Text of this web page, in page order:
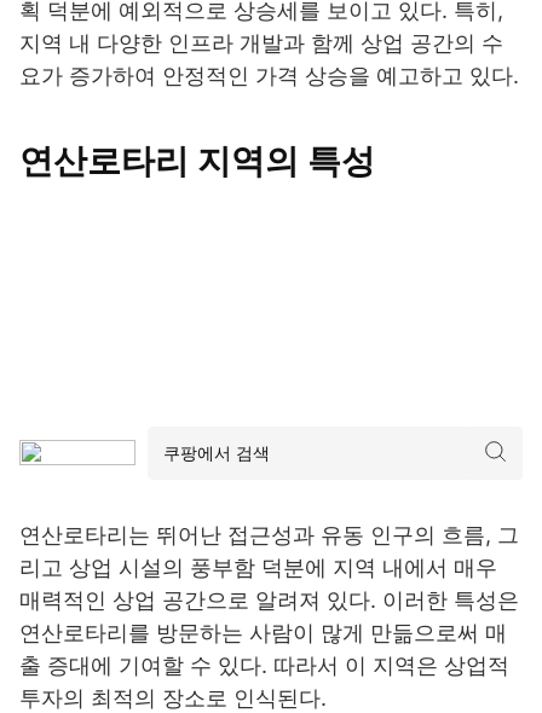
획 덕분에 예외적으로 상승세를 보이고 있다. 특히,
지역 내 다양한 인프라 개발과 함께 상업 공간의 수
요가 증가하여 안정적인 가격 상승을 예고하고 있다.
연산로타리 지역의 특성
연산로타리는 뛰어난 접근성과 유동 인구의 흐름, 그
리고 상업 시설의 풍부함 덕분에 지역 내에서 매우
매력적인 상업 공간으로 알려져 있다. 이러한 특성은
연산로타리를 방문하는 사람이 많게 만듦으로써 매
출 증대에 기여할 수 있다. 따라서 이 지역은 상업적
투자의 최적의 장소로 인식된다.